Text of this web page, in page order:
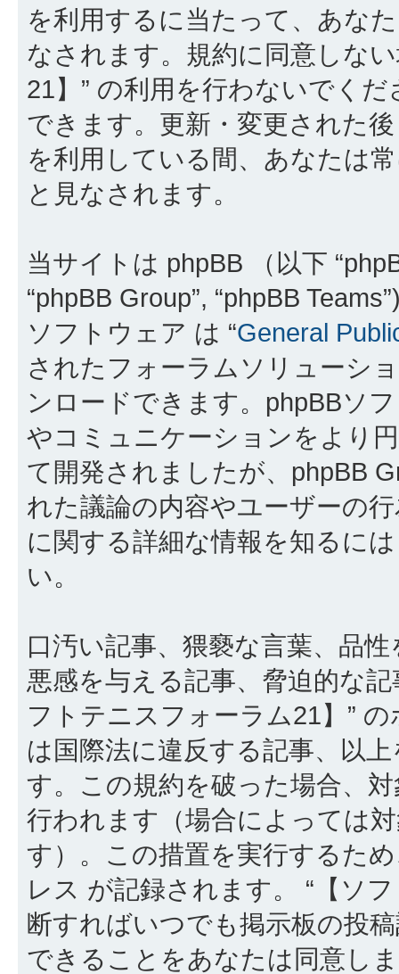
を利用するに当たって、あな
なされます。規約に同意しな
21】” の利用を行わないでく
できます。更新・変更された
を利用している間、あなたは
と見なされます。
当サイトは phpBB （以下
“phpBB Group”, “phpBB
ソフトウェア は “General
されたフォーラムソリューシ
ンロードできます。phpBBソ
やコミュニケーションをより
て開発されましたが、phpBB
れた議論の内容やユーザーの
に関する詳細な情報を知るに
い。
口汚い記事、猥褻な言葉、品
悪感を与える記事、脅迫的な
フトテニスフォーラム21】”
は国際法に違反する記事、以
す。この規約を破った場合、
行われます（場合によっては
す）。この措置を実行するた
レス が記録されます。 “【ソ
断すればいつでも掲示板の投
できることをあなたは同意し